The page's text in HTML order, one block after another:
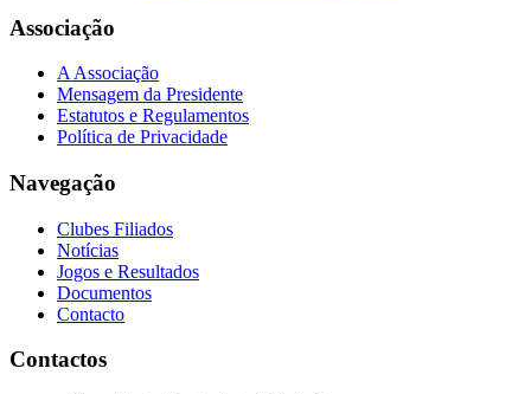
Associação
A Associação
Mensagem da Presidente
Estatutos e Regulamentos
Política de Privacidade
Navegação
Clubes Filiados
Notícias
Jogos e Resultados
Documentos
Contacto
Contactos